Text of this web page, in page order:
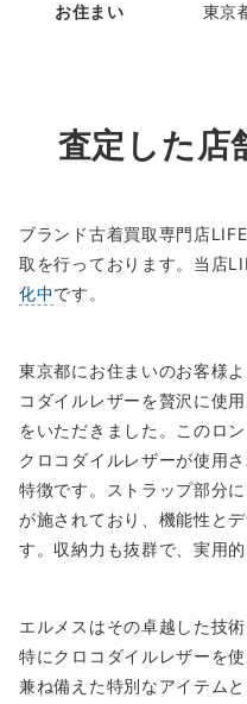
お住まい 東京
査定した店
ブランド古着買取専門店
取を行っております。当店
化中です。
東京都にお住まいのお客様
コダイルレザーを贅沢に使
をいただきました。このロ
クロコダイルレザーが使用
特徴です。ストラップ部分
が施されており、機能性と
す。収納力も抜群で、実用
エルメスはその卓越した技
特にクロコダイルレザーを
兼ね備えた特別なアイテム